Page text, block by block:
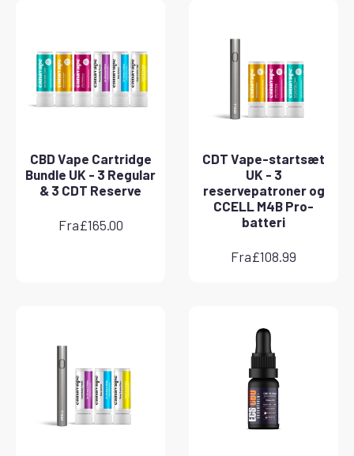
CBD Vape Cartridge
Bundle UK - 3 Regular
& 3 CDT Reserve
Fra£165.00
CDT Vape-startsæt
UK - 3
reservepatroner og
CCELL M4B Pro-
batteri
Fra£108.99